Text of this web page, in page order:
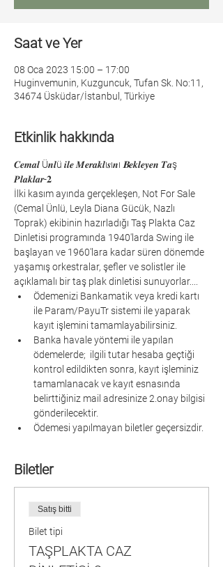
Saat ve Yer
08 Oca 2023 15:00 – 17:00
Huginvemunin, Kuzguncuk, Tufan Sk. No:11,
34674 Üsküdar/İstanbul, Türkiye
Etkinlik hakkında
𝑪𝒆𝒎𝒂𝒍 Ü𝒏𝒍ü 𝒊𝒍𝒆 𝑴𝒆𝒓𝒂𝒌𝒍ı𝒔ı𝒏ı 𝐁𝒆𝒌𝒍𝒆𝒚𝒆𝒏 𝑻𝒂ş
𝑷𝒍𝒂𝒌𝒍𝒂𝒓-𝟐
İlki kasım ayında gerçekleşen, Not For Sale
(Cemal Ünlü, Leyla Diana Gücük, Nazlı
Toprak) ekibinin hazırladığı Taş Plakta Caz
Dinletisi programında 1940'larda Swing ile
başlayan ve 1960'lara kadar süren dönemde
yaşamış orkestralar, şefler ve solistler ile
açıklamalı bir taş plak dinletisi sunuyorlar....
Ödemenizi Bankamatik veya kredi kartı
ile Param/PayuTr sistemi ile yaparak
kayıt işlemini tamamlayabilirsiniz.
Banka havale yöntemi ile yapılan
ödemelerde;  ilgili tutar hesaba geçtiği
kontrol edildikten sonra, kayıt işleminiz
tamamlanacak ve kayıt esnasında
belirttiğiniz mail adresinize 2.onay bilgisi
gönderilecektir.
Ödemesi yapılmayan biletler geçersizdir.
Biletler
Satış bitti
Bilet tipi
TAŞPLAKTA CAZ